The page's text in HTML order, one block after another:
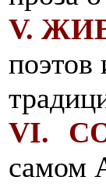
V.
VI.
самом